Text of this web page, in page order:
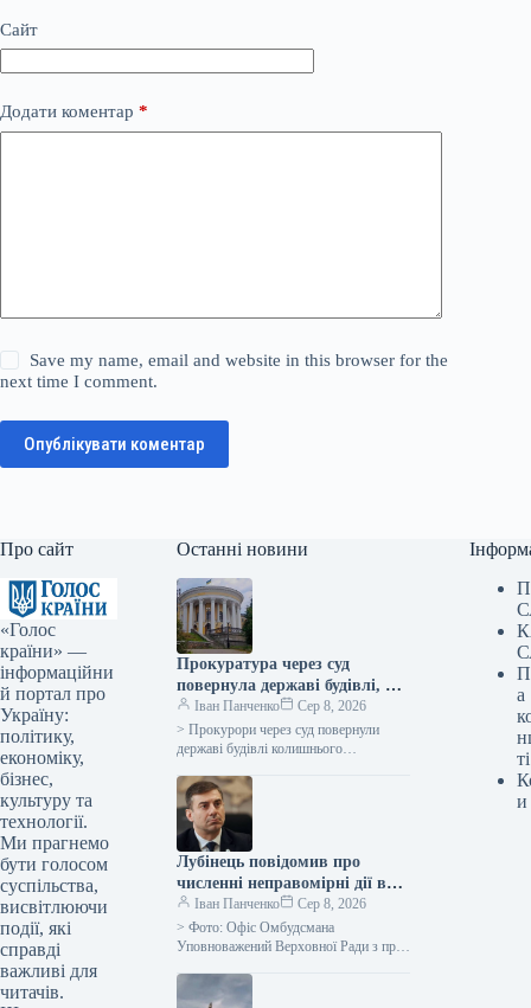
Сайт
Додати коментар *
Save my name, email and website in this browser for the
next time I comment.
Опублікувати коментар
Про сайт
«Голос
країни» —
інформаційни
й портал про
Україну:
політику,
економіку,
бізнес,
культуру та
технології.
Ми прагнемо
бути голосом
суспільства,
висвітлюючи
події, які
справді
важливі для
читачів.
Останні новини
Прокуратура через суд
повернула державі будівлі, які
раніше належали Жовтневому
палацу.
Іван Панченко
Сер 8, 2026
> Прокурори через суд повернули
державі будівлі колишнього
культурної спадщини
загальнодержавного значення та
однією з…
Лубінець повідомив про
численні неправомірні дії в
Берегівському військкоматі
Іван Панченко
Сер 8, 2026
> Фото: Офіс Омбудсмана
Уповноважений Верховної Ради з прав
про численні зловживання в
Берегівському районному
а
ті
и